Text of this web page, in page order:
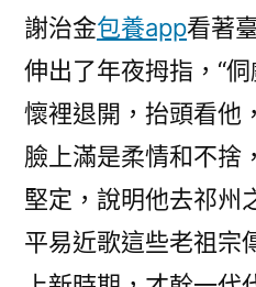
謝治金包養app看著
伸出了年夜拇指，“
懷裡退開，抬頭看他
臉上滿是柔情和不捨
堅定，說明他去祁州
平易近歌這些老祖宗